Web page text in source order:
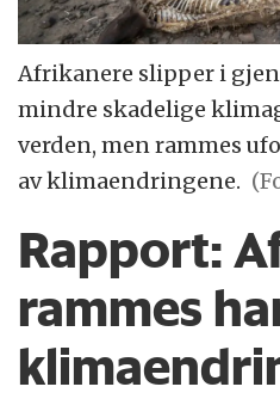
Afrikanere slipper i
mindre skadelige
verden, men rammes
av klimaendringene.
Rapport:
rammes